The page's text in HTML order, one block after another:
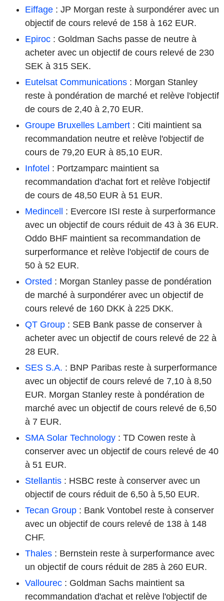
Eiffage : JP Morgan reste à surpondérer avec un
objectif de cours relevé de 158 à 162 EUR.
Epiroc : Goldman Sachs passe de neutre à
acheter avec un objectif de cours relevé de 230
SEK à 315 SEK.
Eutelsat Communications : Morgan Stanley
reste à pondération de marché et relève l'objectif
de cours de 2,40 à 2,70 EUR.
Groupe Bruxelles Lambert : Citi maintient sa
recommandation neutre et relève l'objectif de
cours de 79,20 EUR à 85,10 EUR.
Infotel : Portzamparc maintient sa
recommandation d'achat fort et relève l'objectif
de cours de 48,50 EUR à 51 EUR.
Medincell : Evercore ISI reste à surperformance
avec un objectif de cours réduit de 43 à 36 EUR.
Oddo BHF maintient sa recommandation de
surperformance et relève l'objectif de cours de
50 à 52 EUR.
Orsted : Morgan Stanley passe de pondération
de marché à surpondérer avec un objectif de
cours relevé de 160 DKK à 225 DKK.
QT Group : SEB Bank passe de conserver à
acheter avec un objectif de cours relevé de 22 à
28 EUR.
SES S.A. : BNP Paribas reste à surperformance
avec un objectif de cours relevé de 7,10 à 8,50
EUR. Morgan Stanley reste à pondération de
marché avec un objectif de cours relevé de 6,50
à 7 EUR.
SMA Solar Technology : TD Cowen reste à
conserver avec un objectif de cours relevé de 40
à 51 EUR.
Stellantis : HSBC reste à conserver avec un
objectif de cours réduit de 6,50 à 5,50 EUR.
Tecan Group : Bank Vontobel reste à conserver
avec un objectif de cours relevé de 138 à 148
CHF.
Thales : Bernstein reste à surperformance avec
un objectif de cours réduit de 285 à 260 EUR.
Vallourec : Goldman Sachs maintient sa
recommandation d'achat et relève l'objectif de